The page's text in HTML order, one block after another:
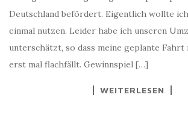
Deutschland befördert. Eigentlich wollte
einmal nutzen. Leider habe ich unseren
unterschätzt, so dass meine geplante Fahrt
erst mal flachfällt. Gewinnspiel […]
WEITERLESEN